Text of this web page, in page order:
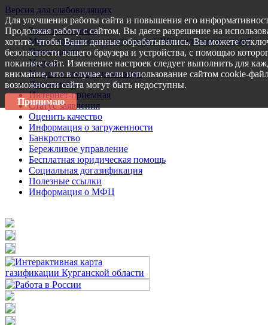
Версия для слабовидящих
Запись на прием
Меры поддержки участникам СВО и членам их семей
Пресс-центр
Услуги
Услуги в электронном виде
Документы
Интернет-приемная
Статус заявления
Оценить качество
Информация о загруженности
Банкротство
Бережливое управление
Бесплатная юридическая помощь
Социальная догазификация
Полезные ссылки
Информация о МФЦ
Для улучшения работы сайта и повышения его
Продолжая работу с сайтом, Вы даете разрешение на
хотите, чтобы Ваши данные обрабатывались, Вы можете
безопасности вашего браузера и устройства, с помощью
покиньте сайт. Изменение настроек следует выполнить для
внимание, что в случае, если использование сайтом cookie-
возможности сайта могут быть недоступны.
Принимаю